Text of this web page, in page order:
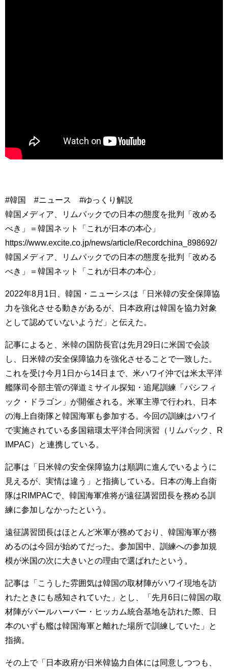
#韓国 #ニュース #ゆっくり解説
韓国メディア、リムパックでの日本の態度を批判「改める
べき」＝韓国ネット「これが日本の本心」
https://www.excite.co.jp/news/article/Recordchina_898692/
韓国メディア、リムパックでの日本の態度を批判「改める
べき」＝韓国ネット「これが日本の本心」
2022年8月1日、韓国・ニューシスは「日米韓の安全保障協
力を強化させる動きがあるが、日本政府は韓国を協力対象
として認めていないようだ」と伝えた。
記事によると、米韓の国防長官は先月29日に米国で会談
し、日米韓の安全保障協力を強化させることで一致した。
これを受け今月1日から14日まで、米ハワイ沖では米太平洋
艦隊司令部主管の弾道ミサイル探知・追尾訓練「パシフィ
ック・ドラゴン」が開催される。米軍主導で行われ、日本
の海上自衛隊と韓国海軍も参加する。今回の訓練はハワイ
で実施されている多国籍環太平洋合同演習（リムパック、R
IMPAC）と連携している。
記事は「日米韓の安全保障協力は順調に進んでいるように
見えるが、実情は違う」と指摘している。日本の海上自衛
隊はRIMPACで、韓国海軍准将が遠征講習団長を務める訓
練に参加しなかったという。
遠征講習団長はほとんど米軍が務めており、韓国海軍が務
めるのは今回が始めてだった。参加国中、訓練への参加規
模が米国の次に大きいとの理由で選ばれたという。
記事は「こうした雰囲気は韓国の取材陣がハワイ現地を訪
れたときにも感知されていた」とし、「先月6日に韓国の取
材陣がパールハーバー・ヒッカム統合基地を訪れた際、日
本のいずも艦は韓国海軍と離れた場所で訓練していた」と
指摘。
その上で「日本政府が日米韓協力自体には同意しつつも、